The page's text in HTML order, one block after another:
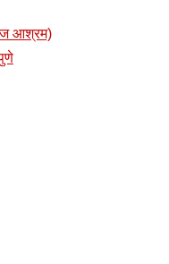
आश्रम)